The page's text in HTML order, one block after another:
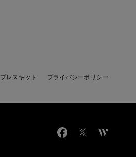
プレスキット プライバシーポリシー